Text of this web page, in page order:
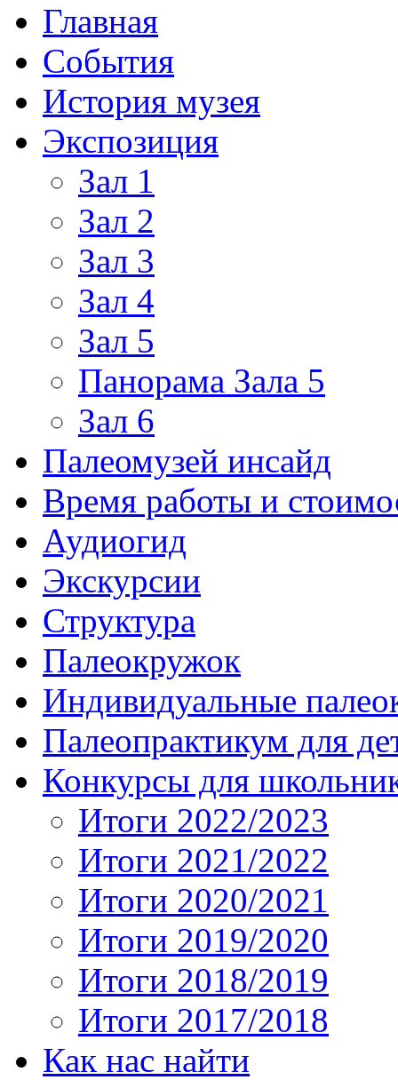
Главная
События
История музея
Экспозиция
Зал 1
Зал 2
Зал 3
Зал 4
Зал 5
Панорама Зала 5
Зал 6
Палеомузей инсайд
Время работы и
Аудиогид
Экскурсии
Структура
Палеокружок
Индивидуальные
Палеопрактикум для
Конкурсы для
Итоги 2022/2023
Итоги 2021/2022
Итоги 2020/2021
Итоги 2019/2020
Итоги 2018/2019
Итоги 2017/2018
Как нас найти